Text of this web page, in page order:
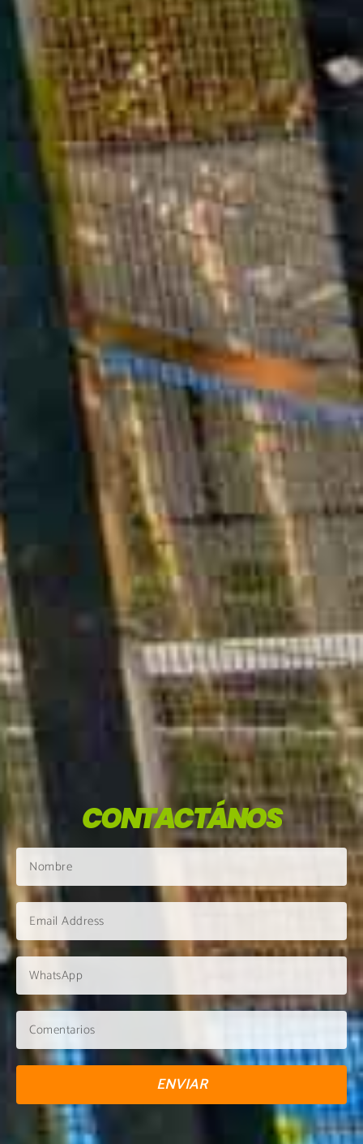
CONTACTÁNOS
ENVIAR